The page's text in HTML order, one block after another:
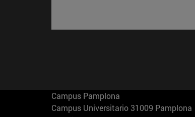
Campus Pamplona
Campus Universitario 31009 Pamplona